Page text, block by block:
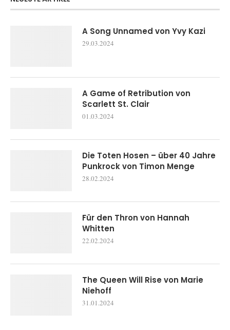
A Song Unnamed von Yvy Kazi
29.03.2024
A Game of Retribution von
Scarlett St. Clair
01.03.2024
Die Toten Hosen – über 40 Jahre
Punkrock von Timon Menge
28.02.2024
Für den Thron von Hannah
Whitten
22.02.2024
The Queen Will Rise von Marie
Niehoff
31.01.2024